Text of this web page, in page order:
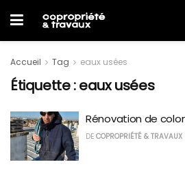
Accueil Tag eaux usées
Étiquette :eaux usées
Rénovation de
DE COPROPRIÉTÉ & TRAVAUX